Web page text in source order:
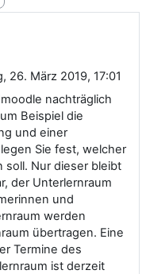
26. März 2019, 17:01
nachträglich
Beispiel die
und einer
Sie fest, welcher
soll. Nur dieser bleibt
der Unterlernraum
und
werden
übertragen. Eine
Termine des
ist derzeit